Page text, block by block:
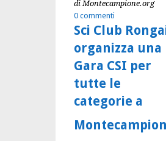
di Montecampione.org
0 commenti
Sci Club
organizza una
Gara CSI per
tutte le
categorie a